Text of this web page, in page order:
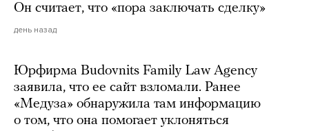
Он считает, что «пора заключать сделку»
день назад
Юрфирма Budovnits Family Law Agency
заявила, что ее сайт взломали. Ранее
«Медуза» обнаружила там информацию
о том, что она помогает уклоняться